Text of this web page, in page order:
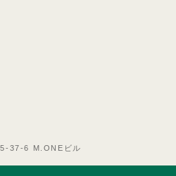
37-6 M.ONEビル